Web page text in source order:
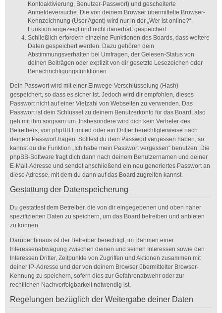
Kontoaktivierung, Benutzer-Passwort) und gescheiterte
Anmeldeversuche. Die von deinem Browser übermittelte Browser-
Kennzeichnung (User Agent) wird nur in der „Wer ist online?“-
Funktion angezeigt und nicht dauerhaft gespeichert.
Schließlich erfordern einzelne Funktionen des Boards, dass weitere
Daten gespeichert werden. Dazu gehören dein
Abstimmungsverhalten bei Umfragen, der Gelesen-Status von
deinen Beiträgen oder explizit von dir gesetzte Lesezeichen oder
Benachrichtigungsfunktionen.
Dein Passwort wird mit einer Einwege-Verschlüsselung (Hash)
gespeichert, so dass es sicher ist. Jedoch wird dir empfohlen, dieses
Passwort nicht auf einer Vielzahl von Webseiten zu verwenden. Das
Passwort ist dein Schlüssel zu deinem Benutzerkonto für das Board, also
geh mit ihm sorgsam um. Insbesondere wird dich kein Vertreter des
Betreibers, von phpBB Limited oder ein Dritter berechtigterweise nach
deinem Passwort fragen. Solltest du dein Passwort vergessen haben, so
kannst du die Funktion „Ich habe mein Passwort vergessen“ benutzen. Die
phpBB-Software fragt dich dann nach deinem Benutzernamen und deiner
E-Mail-Adresse und sendet anschließend ein neu generiertes Passwort an
diese Adresse, mit dem du dann auf das Board zugreifen kannst.
Gestattung der Datenspeicherung
Du gestattest dem Betreiber, die von dir eingegebenen und oben näher
spezifizierten Daten zu speichern, um das Board betreiben und anbieten
zu können.
Darüber hinaus ist der Betreiber berechtigt, im Rahmen einer
Interessenabwägung zwischen deinen und seinen Interessen sowie den
Interessen Dritter, Zeitpunkte von Zugriffen und Aktionen zusammen mit
deiner IP-Adresse und der von deinem Browser übermittelter Browser-
Kennung zu speichern, sofern dies zur Gefahrenabwehr oder zur
rechtlichen Nachverfolgbarkeit notwendig ist.
Regelungen bezüglich der Weitergabe deiner Daten